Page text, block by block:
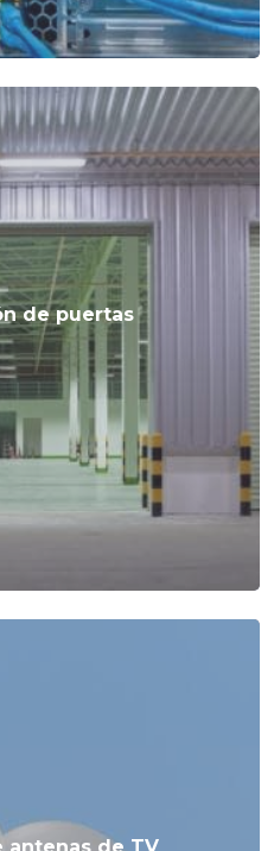
de puertas